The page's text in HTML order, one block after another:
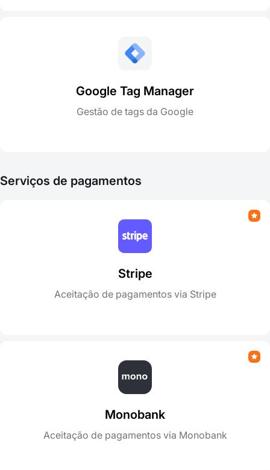
Google Tag Manager
Gestão de tags da Google
Serviços de pagamentos
Stripe
Aceitação de pagamentos via Stripe
Monobank
Aceitação de pagamentos via Monobank